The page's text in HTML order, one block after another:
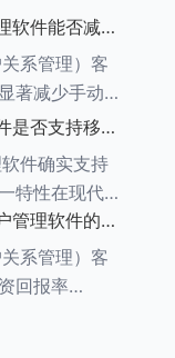
这些措施旨在
一些关键的保
软件能否减少
作量
系管理）客
著减少手动输
原因如下：
集**： -CRM
化数据捕获功
源
是否支持移动
件确实支持
特性在现代企
意义。以下是
件支持移动
移
管理软件的投
系管理）客
回报率